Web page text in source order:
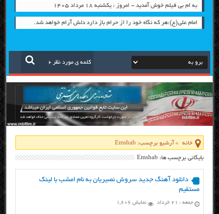
به ام بی فیلم خوش آمدید - امروز : یکشنبه ۱۸ مرداد ۱۴۰۵
امام علي(ع):هر كه نگاه خود را از حرام باز دارد دلش آرام خواهد شد.
خانه » آرشیو برچسب: Emshab
بایگانی برچسب ها: Emshab
دانلود آهنگ جدید سروش نصیریان به نام امشب با لینک
مستقیم
جمعه ، ۲۱ خرداد نمایش 1,606